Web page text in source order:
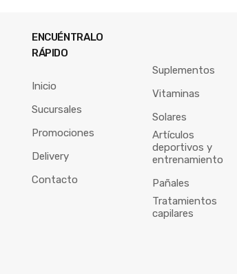
ENCUÉNTRALO
RÁPIDO
Inicio
Sucursales
Promociones
Delivery
Contacto
Suplementos
Vitaminas
Solares
Artículos
deportivos y
entrenamiento
Pañales
Tratamientos
capilares